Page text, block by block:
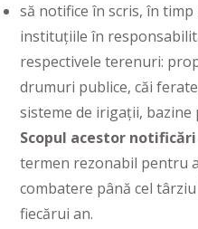
să notifice în scris, în
instituțiile în
respectivele terenuri:
drumuri publice, căi
sisteme de irigații, bazine
Scopul acestor
termen rezonabil pentru
combatere până cel
fiecărui an.